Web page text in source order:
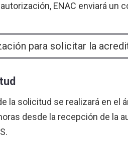
ENAC enviará
para solicitar la
la solicitud se realizará en el
desde la recepción de la